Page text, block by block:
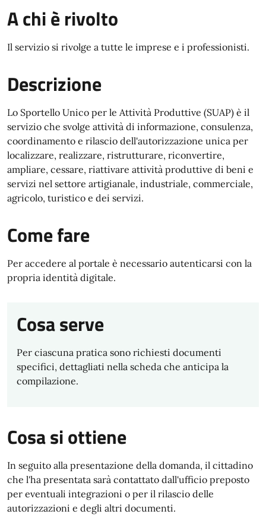
A chi è rivolto
Il servizio si rivolge a tutte le imprese e i professionisti.
Descrizione
Lo Sportello Unico per le Attività Produttive (SUAP) è il
servizio che svolge attività di informazione, consulenza,
coordinamento e rilascio dell'autorizzazione unica per
localizzare, realizzare, ristrutturare, riconvertire,
ampliare, cessare, riattivare attività produttive di beni e
servizi nel settore artigianale, industriale, commerciale,
agricolo, turistico e dei servizi.
Come fare
Per accedere al portale è necessario autenticarsi con la
propria identità digitale.
Cosa serve
Per ciascuna pratica sono richiesti documenti
specifici, dettagliati nella scheda che anticipa la
compilazione.
Cosa si ottiene
In seguito alla presentazione della domanda, il cittadino
che l'ha presentata sarà contattato dall'ufficio preposto
per eventuali integrazioni o per il rilascio delle
autorizzazioni e degli altri documenti.